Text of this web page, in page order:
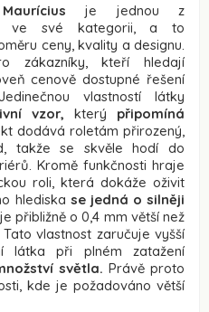
je jednou z
své kategorii, a to
ceny, kvality a designu.
zákazníky, kteří hledají
cenově dostupné řešení
vlastností látky
vzor, který připomíná
dodává roletám přirozený,
takže se skvěle hodí do
Kromě funkčnosti hraje
roli, která dokáže oživit
hlediska se jedná o silněji
přibližně o 0,4 mm větší než
vlastnost zaručuje vyšší
látka při plném zatažení
světla. Právě proto
kde je požadováno větší